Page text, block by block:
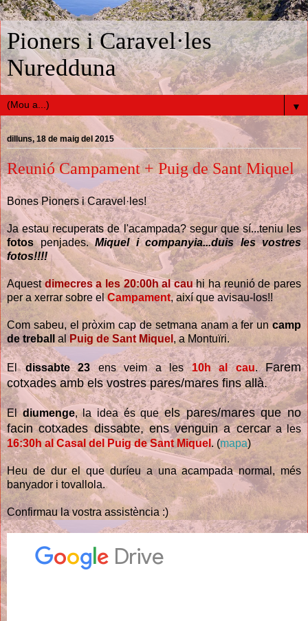
Pioners i Caravel·les
Nuredduna
▼
dilluns, 18 de maig del 2015
Reunió Campament + Puig de Sant Miquel
Bones Pioners i Caravel·les!
Ja estau recuperats de l'acampada? segur que sí...teniu les
fotospenjades.Miquel i companyia...duis les vostres
fotos!!!!
Aquestdimecres a les 20:00h al cauhi ha reunió de pares
per a xerrar sobre elCampament, així que avisau-los!!
Com sabeu, el pròxim cap de setmana anam a fer uncamp
de treball alPuig de Sant Miquel , a Montuïri.
Eldissabte 23ens veim a les10h al cau.Farem
cotxades amb els vostres pares/mares fins allà.
Eldiumenge, la idea és queels pares/mares que no
facin cotxades dissabte, ens venguin a cercara les
16:30h al Casal del Puig de Sant Miquel. (mapa)
Heu de dur el que duríeu a una acampada normal, més
banyador i tovallola.
Confirmau la vostra assistència :)